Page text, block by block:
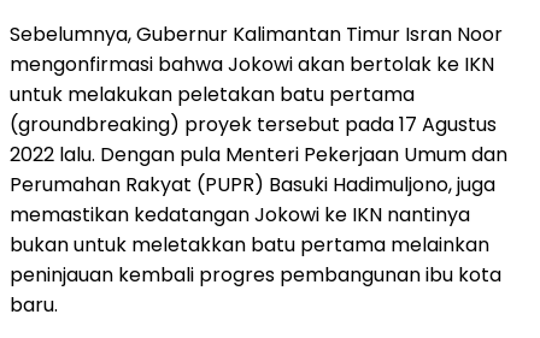
Sebelumnya, Gubernur Kalimantan Timur Isran Noor
mengonfirmasi bahwa Jokowi akan bertolak ke IKN
untuk melakukan peletakan batu pertama
(groundbreaking) proyek tersebut pada 17 Agustus
2022 lalu. Dengan pula Menteri Pekerjaan Umum dan
Perumahan Rakyat (PUPR) Basuki Hadimuljono, juga
memastikan kedatangan Jokowi ke IKN nantinya
bukan untuk meletakkan batu pertama melainkan
peninjauan kembali progres pembangunan ibu kota
baru.